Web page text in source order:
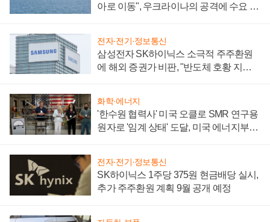
아로 이동", 우크라이나의 공격에 수요 늘
전자·전기·정보통신
삼성전자 SK하이닉스 소극적 주주환원
에 해외 증권가 비판, "반도체 호황 지속
화학·에너지
'한수원 협력사' 미국 오클로 SMR 연구용
원자로 '임계 상태' 도달, 미국 에너지부
전자·전기·정보통신
SK하이닉스 1주당 375원 현금배당 실시,
추가 주주환원 계획 9월 공개 예정